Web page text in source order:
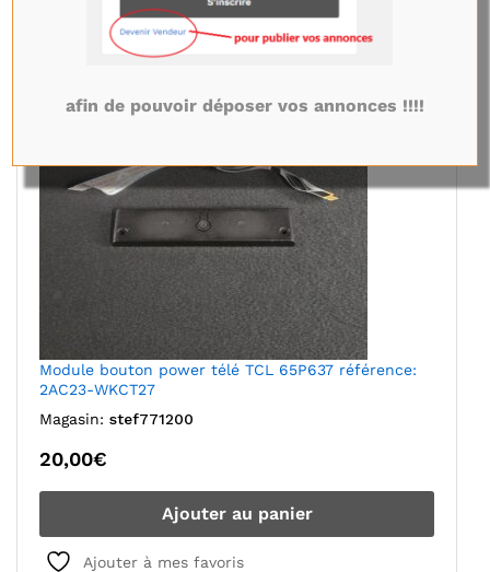
Module bouton power télé TCL 65P637 référence:
2AC23-WKCT27
Magasin: stef771200
20,00€
Ajouter au panier
Ajouter à mes favoris
afin de pouvoir déposer vos annonces !!!!